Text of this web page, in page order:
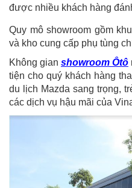
được nhiều khách hàng
Quy mô showroom gồm
và kho cung cấp phụ tùng
Không gian showroom Ôtô
tiện cho quý khách hàng
du lịch Mazda sang trọng,
các dịch vụ hậu mãi của